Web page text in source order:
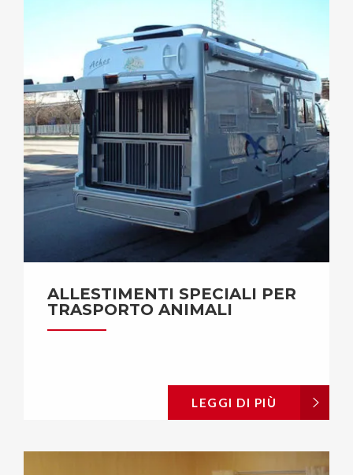
ALLESTIMENTI SPECIALI PER
TRASPORTO ANIMALI
LEGGI DI PIÙ